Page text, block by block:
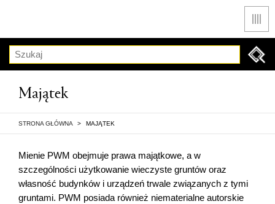
Szukaj
Majątek
STRONA GŁÓWNA > MAJĄTEK
Mienie PWM obejmuje prawa majątkowe, a w
szczególności użytkowanie wieczyste gruntów oraz
własność budynków i urządzeń trwale związanych z tymi
gruntami. PWM posiada również niematerialne autorskie